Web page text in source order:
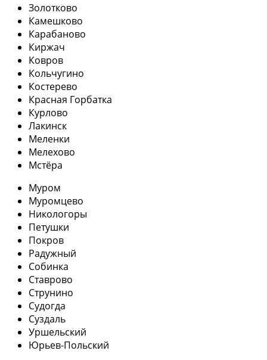
Золотково
Камешково
Карабаново
Киржач
Ковров
Кольчугино
Костерево
Красная Горбатка
Курлово
Лакинск
Меленки
Мелехово
Мстёра
Муром
Муромцево
Никологоры
Петушки
Покров
Радужный
Собинка
Ставрово
Струнино
Судогда
Суздаль
Уршельский
Юрьев-Польский